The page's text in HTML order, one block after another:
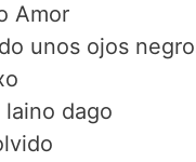
Amor
unos ojos
laino dago